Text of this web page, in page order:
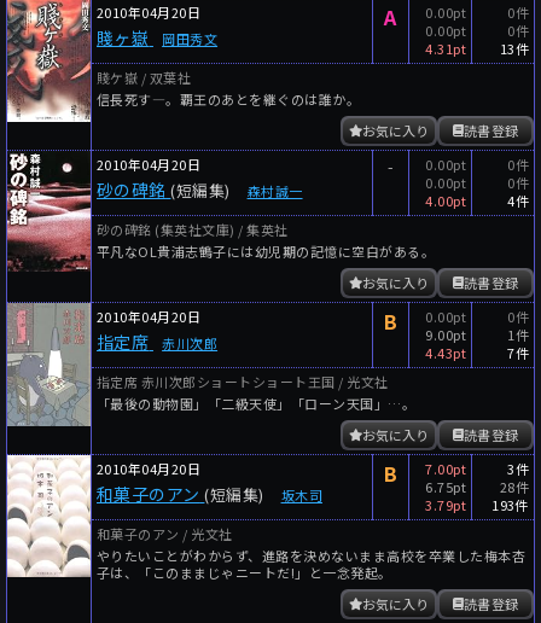
2010年04月20日
賤ヶ嶽 岡田秀文
A
0.00pt
0.00pt
4.31pt
0件
0件
13件
賤ケ嶽 / 双葉社
信長死す―。覇王のあとを継ぐのは誰か。
読書登録
お気に入り
2010年04月20日
砂の碑銘 (短編集) 森村誠一
-
0.00pt
0.00pt
4.00pt
0件
0件
4件
砂の碑銘 (集英社文庫) / 集英社
平凡なOL貴浦志鶴子には幼児期の記憶に空白がある。
読書登録
お気に入り
2010年04月20日
指定席 赤川次郎
B
0.00pt
9.00pt
4.43pt
0件
1件
7件
指定席 赤川次郎ショートショート王国 / 光文社
「最後の動物園」「二級天使」「ローン天国」…。
読書登録
お気に入り
2010年04月20日
和菓子のアン (短編集) 坂木司
B
7.00pt
6.75pt
3.79pt
3件
28件
193件
和菓子のアン / 光文社
やりたいことがわからず、進路を決めないまま高校を卒業した梅本杏
子は、「このままじゃニートだ!」と一念発起。
読書登録
お気に入り